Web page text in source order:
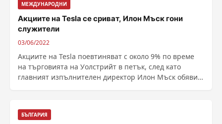
МЕЖДУНАРОДНИ
Акциите на Tesla се сриват, Илон Мъск гони
служители
03/06/2022
Акциите на Tesla поевтиняват с около 9% по време
на търговията на Уолстрийт в петък, след като
главният изпълнителен директор Илон Мъск обяви,
БЪЛГАРИЯ